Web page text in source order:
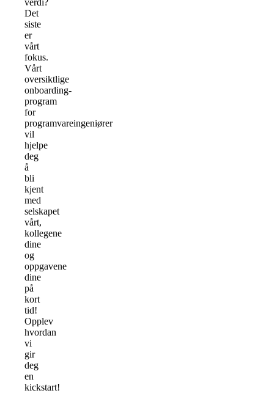
Det
siste
er
vårt
fokus.
Vårt
oversiktlige
onboarding-
program
for
programvareingeniører
vil
hjelpe
deg
å
bli
kjent
med
selskapet
vårt,
kollegene
dine
og
oppgavene
dine
på
kort
tid!
Opplev
hvordan
vi
gir
deg
en
kickstart!